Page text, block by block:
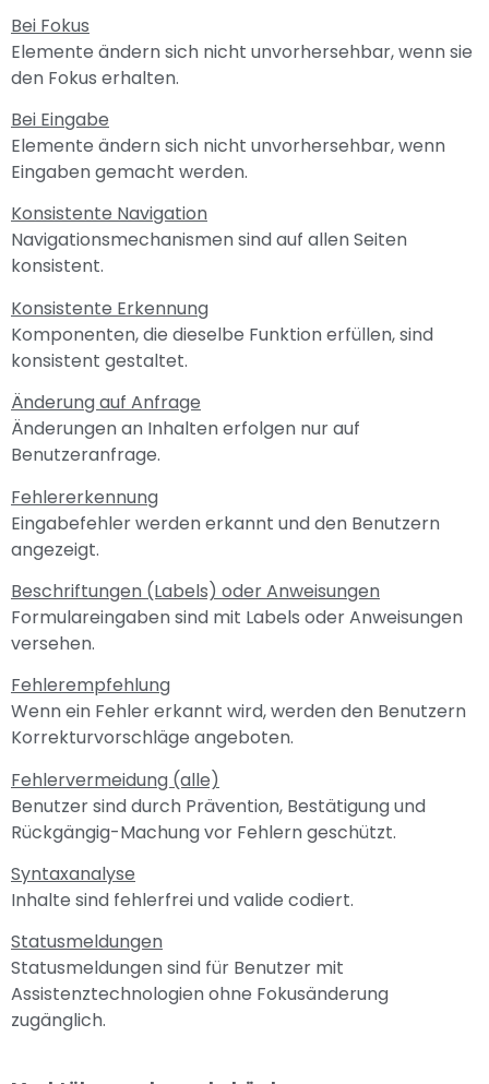
Bei Fokus
Elemente ändern sich nicht unvorhersehbar, wenn sie
den Fokus erhalten.
Bei Eingabe
Elemente ändern sich nicht unvorhersehbar, wenn
Eingaben gemacht werden.
Konsistente Navigation
Navigationsmechanismen sind auf allen Seiten
konsistent.
Konsistente Erkennung
Komponenten, die dieselbe Funktion erfüllen, sind
konsistent gestaltet.
Änderung auf Anfrage
Änderungen an Inhalten erfolgen nur auf
Benutzeranfrage.
Fehlererkennung
Eingabefehler werden erkannt und den Benutzern
angezeigt.
Beschriftungen (Labels) oder Anweisungen
Formulareingaben sind mit Labels oder Anweisungen
versehen.
Fehlerempfehlung
Wenn ein Fehler erkannt wird, werden den Benutzern
Korrekturvorschläge angeboten.
Fehlervermeidung (alle)
Benutzer sind durch Prävention, Bestätigung und
Rückgängig-Machung vor Fehlern geschützt.
Syntaxanalyse
Inhalte sind fehlerfrei und valide codiert.
Statusmeldungen
Statusmeldungen sind für Benutzer mit
Assistenztechnologien ohne Fokusänderung
zugänglich.